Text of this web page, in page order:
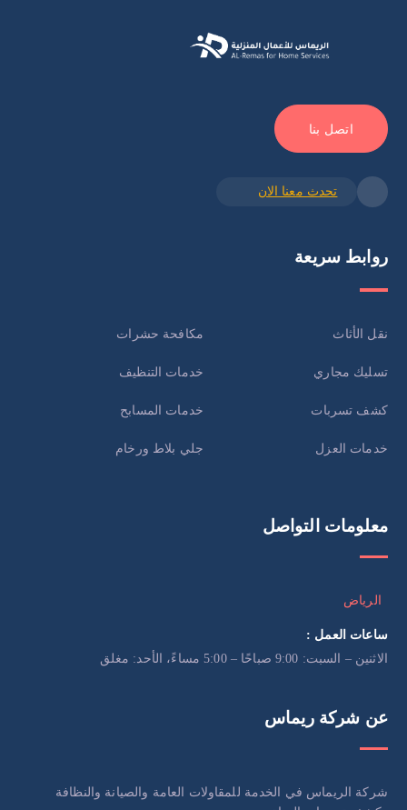
اتصل بنا
تحدث معنا الان
روابط سريعة
نقل الأثاث مكافحة حشرات
تسليك مجاري خدمات التنظيف
كشف تسربات خدمات المسابح
خدمات العزل جلي بلاط ورخام
معلومات التواصل
الرياض
ساعات العمل :
الاثنين – السبت: 9:00 صباحًا – 5:00 مساءً، الأحد: مغلق
عن شركة ريماس
شركة الريماس في الخدمة للمقاولات العامة والصيانة والنظافة